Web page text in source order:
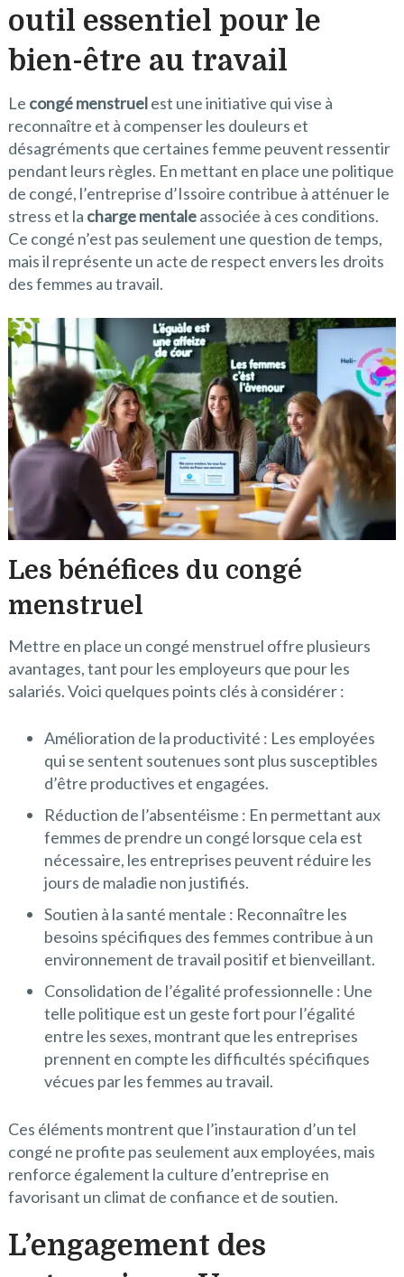
outil essentiel pour le
bien-être au travail
Le congé menstruelest une initiative qui vise à
reconnaître et à compenser les douleurs et
désagréments que certaines femme peuvent ressentir
pendant leurs règles. En mettant en place une politique
de congé, l’entreprise d’Issoire contribue à atténuer le
stress et la charge mentaleassociée à ces conditions.
Ce congé n’est pas seulement une question de temps,
mais il représente un acte de respect envers les droits
des femmes au travail.
Les bénéfices du congé
menstruel
Mettre en place un congé menstruel offre plusieurs
avantages, tant pour les employeurs que pour les
salariés. Voici quelques points clés à considérer :
Amélioration de la productivité : Les employées
qui se sentent soutenues sont plus susceptibles
d’être productives et engagées.
Réduction de l’absentéisme : En permettant aux
femmes de prendre un congé lorsque cela est
nécessaire, les entreprises peuvent réduire les
jours de maladie non justifiés.
Soutien à la santé mentale : Reconnaître les
besoins spécifiques des femmes contribue à un
environnement de travail positif et bienveillant.
Consolidation de l’égalité professionnelle : Une
telle politique est un geste fort pour l’égalité
entre les sexes, montrant que les entreprises
prennent en compte les difficultés spécifiques
vécues par les femmes au travail.
Ces éléments montrent que l’instauration d’un tel
congé ne profite pas seulement aux employées, mais
renforce également la culture d’entreprise en
favorisant un climat de confiance et de soutien.
L’engagement des